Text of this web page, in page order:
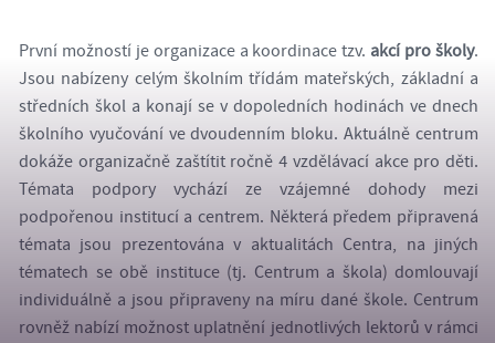
První možností je organizace a koordinace tzv. akcí pro školy.
Jsou nabízeny celým školním třídám mateřských, základní a
středních škol a konají se v dopoledních hodinách ve dnech
školního vyučování ve dvoudenním bloku. Aktuálně centrum
dokáže organizačně zaštítit ročně 4 vzdělávací akce pro děti.
Témata podpory vychází ze vzájemné dohody mezi
podpořenou institucí a centrem. Některá předem připravená
témata jsou prezentována v aktualitách Centra, na jiných
tématech se obě instituce (tj. Centrum a škola) domlouvají
individuálně a jsou připraveny na míru dané škole. Centrum
rovněž nabízí možnost uplatnění jednotlivých lektorů v rámci